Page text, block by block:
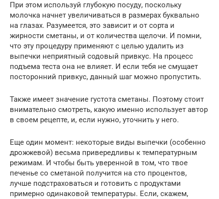
При этом используй глубокую посуду, поскольку
молочка начнет увеличиваться в размерах буквально
на глазах. Разумеется, это зависит и от сорта и
жирности сметаны, и от количества щелочи. И помни,
что эту процедуру применяют с целью удалить из
выпечки неприятный содовый привкус. На процесс
подъема теста она не влияет. И если тебя не смущает
посторонний привкус, данный шаг можно пропустить.
Также имеет значение густота сметаны. Поэтому стоит
внимательно смотреть, какую именно использует автор
в своем рецепте, и, если нужно, уточнить у него.
Еще один момент: некоторые виды выпечки (особенно
дрожжевой) весьма привередливы к температурным
режимам. И чтобы быть уверенной в том, что твое
печенье со сметаной получится на сто процентов,
лучше подстраховаться и готовить с продуктами
примерно одинаковой температуры. Если, скажем,